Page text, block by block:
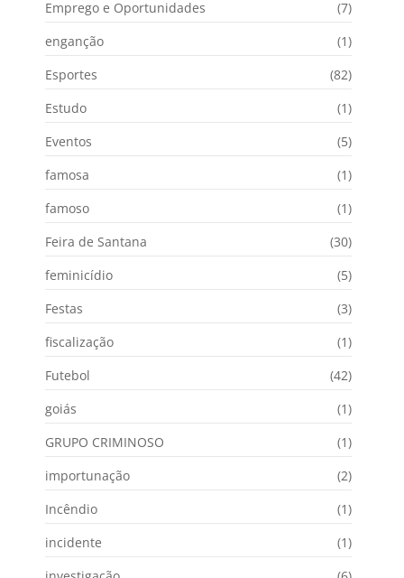
Emprego e Oportunidades
(7)
enganção
(1)
Esportes
(82)
Estudo
(1)
Eventos
(5)
famosa
(1)
famoso
(1)
Feira de Santana
(30)
feminicídio
(5)
Festas
(3)
fiscalização
(1)
Futebol
(42)
goiás
(1)
GRUPO CRIMINOSO
(1)
importunação
(2)
Incêndio
(1)
incidente
(1)